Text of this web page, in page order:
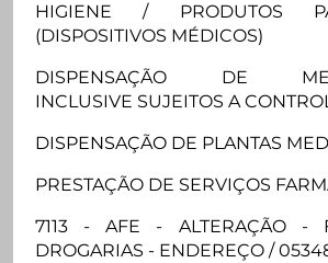
HIGIENE / PRODUTOS
(DISPOSITIVOS MÉDICOS)
DISPENSAÇÃO DE
INCLUSIVE SUJEITOS A
DISPENSAÇÃO DE PLANTAS
PRESTAÇÃO DE SERVIÇOS
7113 - AFE - ALTERAÇÃO -
DROGARIAS - ENDEREÇO /